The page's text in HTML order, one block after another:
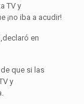
TV y
¡no iba a acudir!
en
que si las
y